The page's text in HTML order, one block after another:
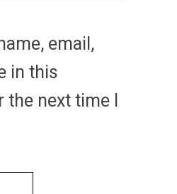
email,
in this
next time I